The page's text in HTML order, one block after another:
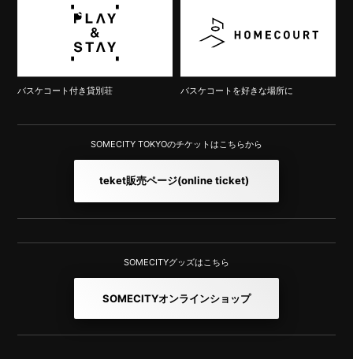
バスケコート付き貸別荘 バスケコートを好きな場所に
SOMECITY TOKYOのチケットはこちらから
teket販売ページ(online ticket)
SOMECITYグッズはこちら
SOMECITYオンラインショップ